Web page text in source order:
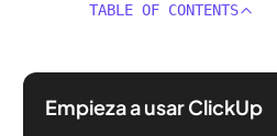
TABLE OF CONTENTS
Empieza a usar ClickUp